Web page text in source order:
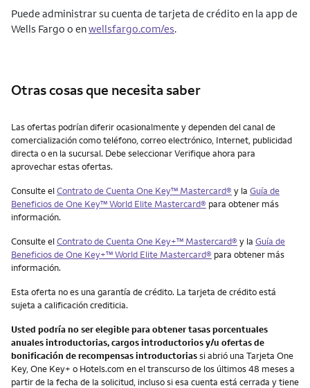
Puede administrar su cuenta de tarjeta de crédito en la app de
Wells Fargo o enwellsfargo.com/es.
Otras cosas que necesita saber
Otras cosas que necesita saber
Las ofertas podrían diferir ocasionalmente y dependen del canal de
comercialización como teléfono, correo electrónico, Internet, publicidad
directa o en la sucursal. Debe seleccionar Verifique ahora para
aprovechar estas ofertas.
Consulte elContrato de Cuenta One Key™ Mastercard® y la Guía de
Beneficios de One Key™ World Elite Mastercard® para obtener más
información.
Consulte elContrato de Cuenta One Key+™ Mastercard® y la Guía de
Beneficios de One Key+™ World Elite Mastercard® para obtener más
información.
Esta oferta no es una garantía de crédito. La tarjeta de crédito está
sujeta a calificación crediticia.
Usted podría no ser elegible para obtener tasas porcentuales
anuales introductorias, cargos introductorios y/u ofertas de
bonificación de recompensas introductoriassi abrió una Tarjeta One
Key, One Key+ o Hotels.com en el transcurso de los últimos 48 meses a
partir de la fecha de la solicitud, incluso si esa cuenta está cerrada y tiene